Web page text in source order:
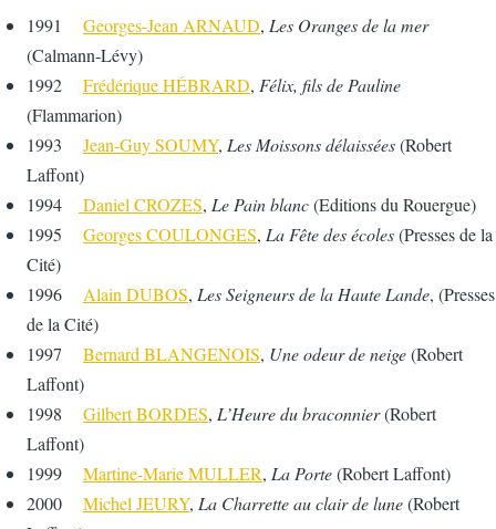
1991 Georges-Jean ARNAUD, Les Oranges de la mer
(Calmann-Lévy)
1992 Frédérique HÉBRARD, Félix, fils de Pauline
(Flammarion)
1993 Jean-Guy SOUMY, Les Moissons délaissées(Robert
Laffont)
1994
Daniel CROZES, Le Pain blanc(Editions du Rouergue)
1995 Georges COULONGES, La Fête des écoles(Presses de la
Cité)
1996 Alain DUBOS, Les Seigneurs de la Haute Lande, (Presses
de la Cité)
1997 Bernard BLANGENOIS, Une odeur de neige(Robert
Laffont)
1998 Gilbert BORDES, L’Heure du braconnier(Robert
Laffont)
1999 Martine-Marie MULLER, La Porte(Robert Laffont)
2000 Michel JEURY, La Charrette au clair de lune(Robert